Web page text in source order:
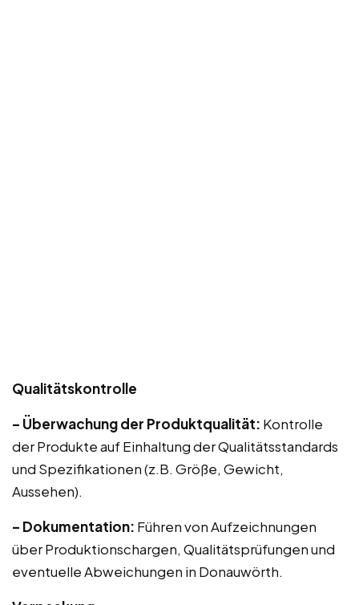
Qualitätskontrolle
– Überwachung der Produktqualität: Kontrolle
der Produkte auf Einhaltung der Qualitätsstandards
und Spezifikationen (z.B. Größe, Gewicht,
Aussehen).
– Dokumentation: Führen von Aufzeichnungen
über Produktionschargen, Qualitätsprüfungen und
eventuelle Abweichungen in Donauwörth.